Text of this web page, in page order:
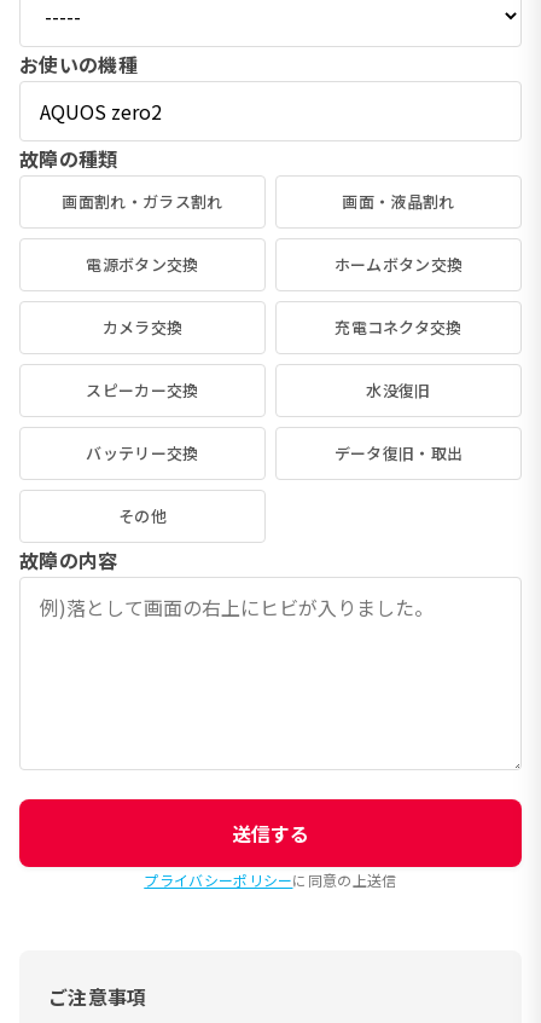
お使いの機種
故障の種類
画面割れ・ガラス割れ 画面・液晶割れ
電源ボタン交換 ホームボタン交換
カメラ交換 充電コネクタ交換
スピーカー交換 水没復旧
バッテリー交換 データ復旧・取出
その他
故障の内容
送信する
プライバシーポリシーに同意の上送信
ご注意事項